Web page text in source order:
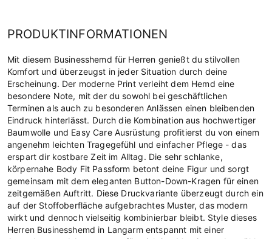
PRODUKTINFORMATIONEN
Mit diesem Businesshemd für Herren genießt du stilvollen
Komfort und überzeugst in jeder Situation durch deine
Erscheinung. Der moderne Print verleiht dem Hemd eine
besondere Note, mit der du sowohl bei geschäftlichen
Terminen als auch zu besonderen Anlässen einen bleibenden
Eindruck hinterlässt. Durch die Kombination aus hochwertiger
Baumwolle und Easy Care Ausrüstung profitierst du von einem
angenehm leichten Tragegefühl und einfacher Pflege - das
erspart dir kostbare Zeit im Alltag. Die sehr schlanke,
körpernahe Body Fit Passform betont deine Figur und sorgt
gemeinsam mit dem eleganten Button-Down-Kragen für einen
zeitgemäßen Auftritt. Diese Druckvariante überzeugt durch ein
auf der Stoffoberfläche aufgebrachtes Muster, das modern
wirkt und dennoch vielseitig kombinierbar bleibt. Style dieses
Herren Businesshemd in Langarm entspannt mit einer